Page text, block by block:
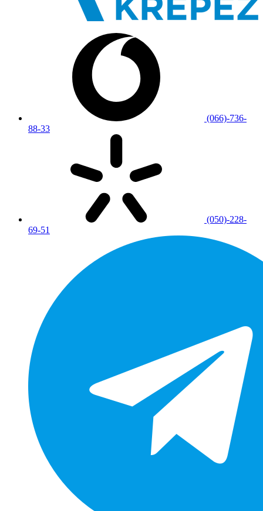
(066)-736-
88-33
(050)-228-
69-51